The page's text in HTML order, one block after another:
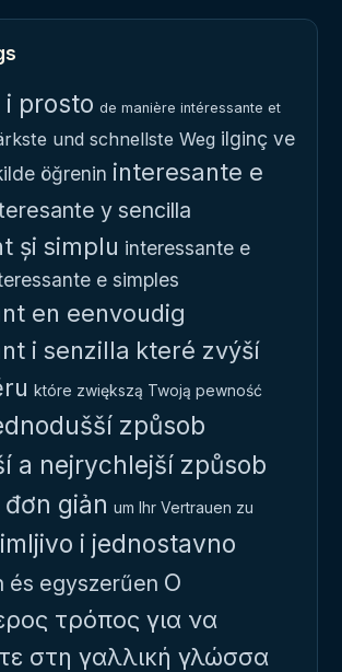
prosto de manière intéressante et
und schnellste Weg ilginç ve
öğrenin interesante e
y sencilla
și simplu interessante e
e simples
en eenvoudig
i senzilla které zvýší
które zwiększą Twoją pewność
způsob
a nejrychlejší způsob
giản um Ihr Vertrauen zu
i jednostavno
és egyszerűen Ο
τρόπος για να
στη γαλλική γλώσσα